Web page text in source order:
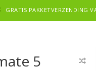
GRATIS PAKKETVERZENDING
5